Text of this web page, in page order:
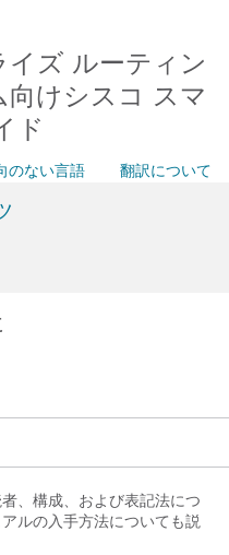
ズ ルーティン
けシスコ スマ
ド
のない言語 翻訳について
、構成、および表記法につ
ルの入手方法についても説